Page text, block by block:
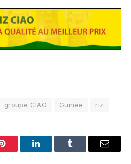
groupe CIAO Guinée riz
Pinterest LinkedInTumblr Email